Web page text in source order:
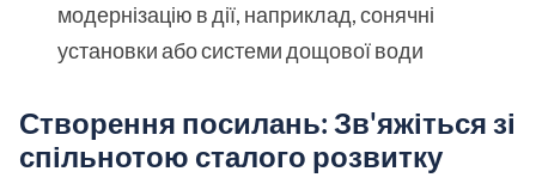
модернізацію в дії, наприклад, сонячні
установки або системи дощової води
Створення посилань: Зв'яжіться зі
спільнотою сталого розвитку